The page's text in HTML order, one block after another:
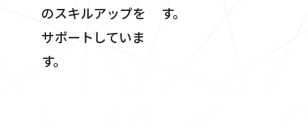
のスキルアップを
サポートしていま
す。
す。